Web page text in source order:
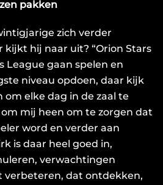
pakken
zich verder
hij naar uit? “Orion Stars
League gaan spelen en
niveau opdoen, daar kijk
om elke dag in de zaal te
mij heen om te zorgen dat
word en verder aan
is daar heel goed in,
verwachtingen
verbeteren, dat ontdekken,